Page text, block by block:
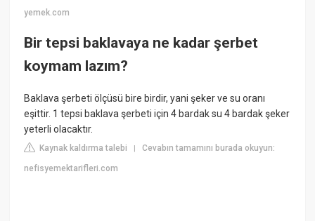
yemek.com
Bir tepsi baklavaya ne kadar şerbet
koymam lazım?
Baklava şerbeti ölçüsü bire birdir, yani şeker ve su oranı
eşittir. 1 tepsi baklava şerbeti için 4 bardak su 4 bardak şeker
yeterli olacaktır.
Kaynak kaldırma talebi |Cevabın tamamını burada okuyun:
nefisyemektarifleri.com